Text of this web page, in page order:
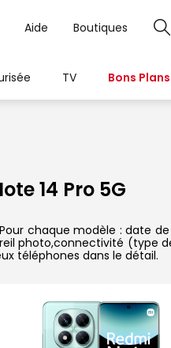
Aide Boutiques
TV Bons Plans
14 Pro 5G
chaque modèle : date
photo,connectivité (type
téléphones dans le détail.